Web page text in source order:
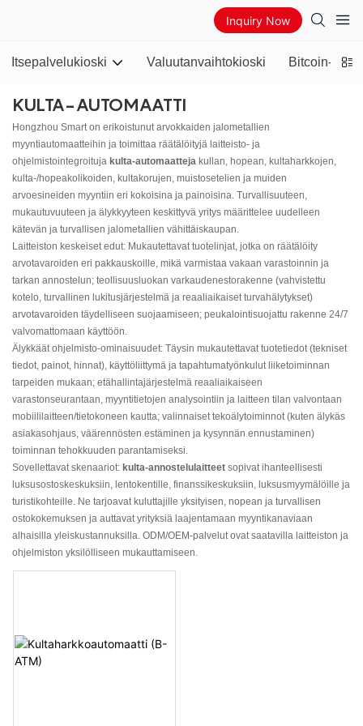
Inquiry Now
Itsepalvelukioski Valuutanvaihtokioski Bitcoin-
KULTA-AUTOMAATTI
Hongzhou Smart on erikoistunut arvokkaiden jalometallien
myyntiautomaatteihin ja toimittaa räätälöityjä laitteisto- ja
ohjelmistointegroituja kulta-automaatteja kullan, hopean, kultaharkkojen,
kulta-/hopeakolikoiden, kultakorujen, muistosetelien ja muiden
arvoesineiden myyntiin eri kokoisina ja painoisina. Turvallisuuteen,
mukautuvuuteen ja älykkyyteen keskittyvä yritys määrittelee uudelleen
kätevän ja turvallisen jalometallien vähittäiskaupan.
Laitteiston keskeiset edut: Mukautettavat tuotelinjat, jotka on räätälöity
arvotavaroiden eri pakkauskoille, mikä varmistaa vakaan varastoinnin ja
tarkan annostelun; teollisuusluokan varkaudenestorakenne (vahvistettu
kotelo, turvallinen lukitusjärjestelmä ja reaaliaikaiset turvahälytykset)
arvotavaroiden täydelliseen suojaamiseen; peukalointisuojattu rakenne 24/7
valvomattomaan käyttöön.
Älykkäät ohjelmisto-ominaisuudet: Täysin mukautettavat tuotetiedot (tekniset
tiedot, painot, hinnat), käyttöliittymä ja tapahtumatyönkulut liiketoiminnan
tarpeiden mukaan; etähallintajärjestelmä reaaliaikaiseen
varastonseurantaan, myyntitietojen analysointiin ja laitteen tilan valvontaan
mobiililaitteen/tietokoneen kautta; valinnaiset tekoälytoiminnot (kuten älykäs
asiakasohjaus, väärennösten estäminen ja kysynnän ennustaminen)
toiminnan tehokkuuden parantamiseksi.
Sovellettavat skenaariot: kulta-annostelulaitteet sopivat ihanteellisesti
luksusostoskeskuksiin, lentokentille, finanssikeskuksiin, luksusmyymälöille ja
turistikohteille. Ne tarjoavat kuluttajille yksityisen, nopean ja turvallisen
ostokokemuksen ja auttavat yrityksiä laajentamaan myyntikanaviaan
alhaisilla yleiskustannuksilla. ODM/OEM-palvelut ovat saatavilla laitteiston ja
ohjelmiston yksilölliseen mukauttamiseen.